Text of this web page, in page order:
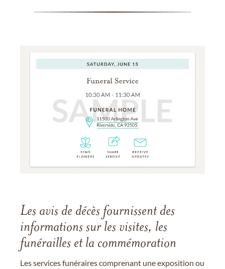
Les avis de décès fournissent des
informations sur les visites, les
funérailles et la commémoration
Les services funéraires comprenant une exposition ou